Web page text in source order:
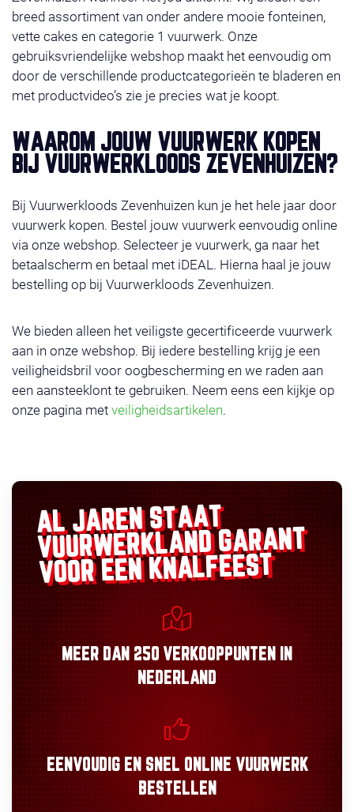
breed assortiment van onder andere mooie fonteinen,
vette cakes en categorie 1 vuurwerk. Onze
gebruiksvriendelijke webshop maakt het eenvoudig om
door de verschillende productcategorieën te bladeren en
met productvideo’s zie je precies wat je koopt.
WAAROM JOUW VUURWERK KOPEN
BIJ VUURWERKLOODS ZEVENHUIZEN?
Bij Vuurwerkloods Zevenhuizen kun je het hele jaar door
vuurwerk kopen. Bestel jouw vuurwerk eenvoudig online
via onze webshop. Selecteer je vuurwerk, ga naar het
betaalscherm en betaal met iDEAL. Hierna haal je jouw
bestelling op bij Vuurwerkloods Zevenhuizen.
We bieden alleen het veiligste gecertificeerde vuurwerk
aan in onze webshop. Bij iedere bestelling krijg je een
veiligheidsbril voor oogbescherming en we raden aan
een aansteeklont te gebruiken. Neem eens een kijkje op
onze pagina met veiligheidsartikelen.
AL JAREN STAAT
VUURWERKLANDGARANT
VOOR EEN KNALFEEST
MEER DAN 250 VERKOOPPUNTEN
IN
NEDERLAND
EENVOUDIGEN SNEL ONLINE VUURWERK
BESTELLEN